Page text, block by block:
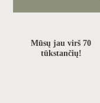
Mūsų jau virš 70
tūkstančių!